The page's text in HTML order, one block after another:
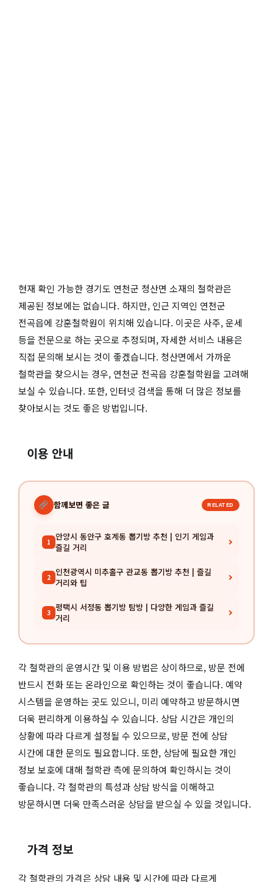
현재 확인 가능한 경기도 연천군 청산면 소재의 철학관은
제공된 정보에는 없습니다. 하지만, 인근 지역인 연천군
전곡읍에 강훈철학원이 위치해 있습니다. 이곳은 사주, 운세
등을 전문으로 하는 곳으로 추정되며, 자세한 서비스 내용은
직접 문의해 보시는 것이 좋겠습니다. 청산면에서 가까운
철학관을 찾으시는 경우, 연천군 전곡읍 강훈철학원을 고려해
보실 수 있습니다. 또한, 인터넷 검색을 통해 더 많은 정보를
찾아보시는 것도 좋은 방법입니다.
이용 안내
함께보면 좋은 글 RELATED
1 안양시 동안구 호계동 뽑기방 추천 | 인기 게임과
즐길 거리
2 인천광역시 미추홀구 관교동 뽑기방 추천 | 즐길
거리와 팁
3 평택시 서정동 뽑기방 탐방 | 다양한 게임과 즐길
거리
각 철학관의 운영시간 및 이용 방법은 상이하므로, 방문 전에
반드시 전화 또는 온라인으로 확인하는 것이 좋습니다. 예약
시스템을 운영하는 곳도 있으니, 미리 예약하고 방문하시면
더욱 편리하게 이용하실 수 있습니다. 상담 시간은 개인의
상황에 따라 다르게 설정될 수 있으므로, 방문 전에 상담
시간에 대한 문의도 필요합니다. 또한, 상담에 필요한 개인
정보 보호에 대해 철학관 측에 문의하여 확인하시는 것이
좋습니다. 각 철학관의 특성과 상담 방식을 이해하고
방문하시면 더욱 만족스러운 상담을 받으실 수 있을 것입니다.
가격 정보
각 철학관의 가격은 상담 내용 및 시간에 따라 다르게